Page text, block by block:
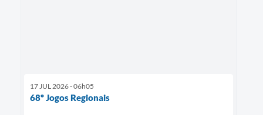
17 JUL 2026 - 06h05
68º Jogos Regionais